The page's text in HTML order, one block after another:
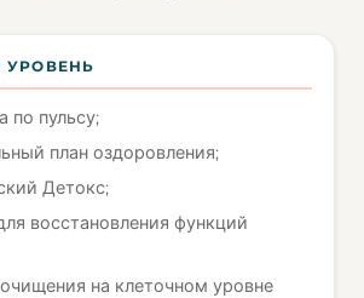
УРОВЕНЬ
по пульсу;
план оздоровления;
Детокс;
восстановления функций
на клеточном уровне